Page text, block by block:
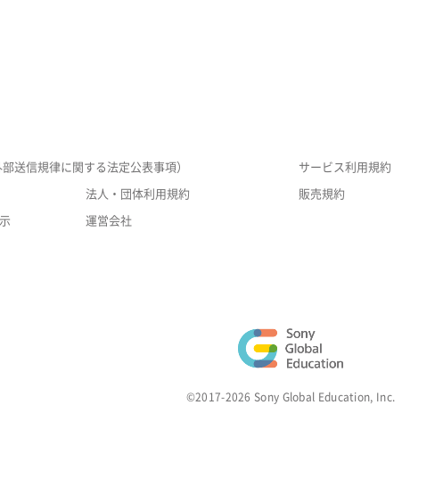
送信規律に関する法定公表事項） サービス利用規約
法人・団体利用規約 販売規約
運営会社
©2017-2026 Sony Global Education, Inc.